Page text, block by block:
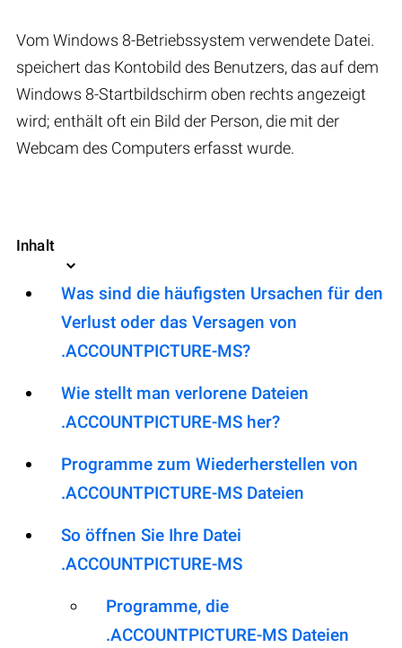
Vom Windows 8-Betriebssystem verwendete Datei.
speichert das Kontobild des Benutzers, das auf dem
Windows 8-Startbildschirm oben rechts angezeigt
wird; enthält oft ein Bild der Person, die mit der
Webcam des Computers erfasst wurde.
Inhalt
Was sind die häufigsten Ursachen für den
Verlust oder das Versagen von
.ACCOUNTPICTURE-MS?
Wie stellt man verlorene Dateien
.ACCOUNTPICTURE-MS her?
Programme zum Wiederherstellen von
.ACCOUNTPICTURE-MS Dateien
So öffnen Sie Ihre Datei
.ACCOUNTPICTURE-MS
Programme, die
.ACCOUNTPICTURE-MS Dateien